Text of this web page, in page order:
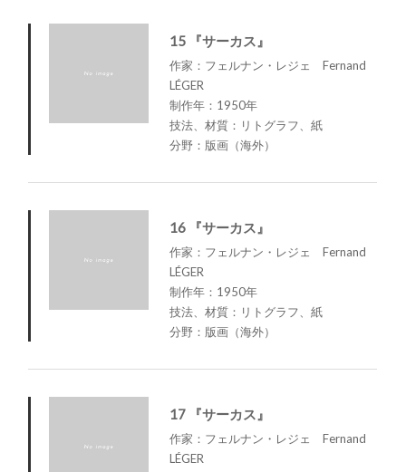
15 『サーカス』
作家：フェルナン・レジェ Fernand
LÉGER
制作年：1950年
技法、材質：リトグラフ、紙
分野：版画（海外）
16 『サーカス』
作家：フェルナン・レジェ Fernand
LÉGER
制作年：1950年
技法、材質：リトグラフ、紙
分野：版画（海外）
17 『サーカス』
作家：フェルナン・レジェ Fernand
LÉGER